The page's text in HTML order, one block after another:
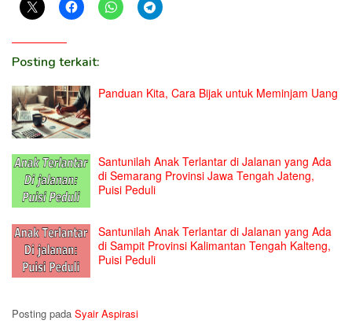
Posting terkait:
Panduan Kita, Cara Bijak untuk Meminjam Uang
Santunilah Anak Terlantar di Jalanan yang Ada
di Semarang Provinsi Jawa Tengah Jateng,
Puisi Peduli
Santunilah Anak Terlantar di Jalanan yang Ada
di Sampit Provinsi Kalimantan Tengah Kalteng,
Puisi Peduli
Posting pada Syair Aspirasi